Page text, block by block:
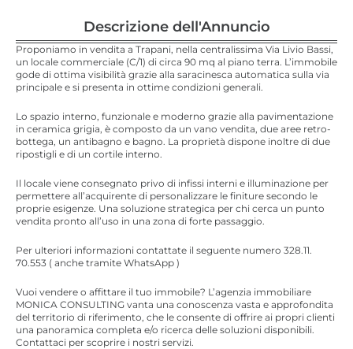
Descrizione dell'Annuncio
Proponiamo in vendita a Trapani, nella centralissima Via Livio Bassi,
un locale commerciale (C/1) di circa 90 mq al piano terra. L’immobile
gode di ottima visibilità grazie alla saracinesca automatica sulla via
principale e si presenta in ottime condizioni generali.
Lo spazio interno, funzionale e moderno grazie alla pavimentazione
in ceramica grigia, è composto da un vano vendita, due aree retro-
bottega, un antibagno e bagno. La proprietà dispone inoltre di due
ripostigli e di un cortile interno.
Il locale viene consegnato privo di infissi interni e illuminazione per
permettere all’acquirente di personalizzare le finiture secondo le
proprie esigenze. Una soluzione strategica per chi cerca un punto
vendita pronto all’uso in una zona di forte passaggio.
Per ulteriori informazioni contattate il seguente numero 328.11.
70.553 ( anche tramite WhatsApp )
Vuoi vendere o affittare il tuo immobile? L’agenzia immobiliare
MONICA CONSULTING vanta una conoscenza vasta e approfondita
del territorio di riferimento, che le consente di offrire ai propri clienti
una panoramica completa e/o ricerca delle soluzioni disponibili.
Contattaci per scoprire i nostri servizi.